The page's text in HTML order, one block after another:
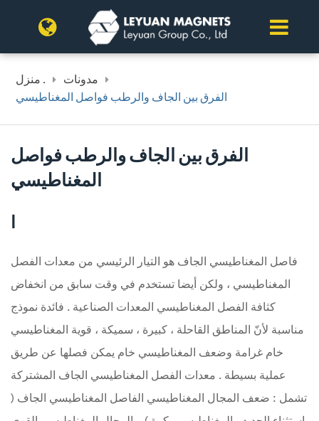
منزل .
مدونات
الفرق بين الجاف والرطب فواصل المغناطيسي
الفرق بين الجاف والرطب فواصل
المغناطيسي
ا
فاصل المغناطيسي الجاف هو التيار الرئيسي من معدات الفصل
المغناطيسي ، ولكن أيضا تستخدم في وقت سابق من انخفاض
كثافة الفصل المغناطيسي المعدات الصناعية . فائدة نموذج
مناسبة لأنّ المناطق القاحلة ، كبيرة ، سميكة ، قوية المغناطيسي
خام غرامة وضعف المغناطيسي خام يمكن فصلها عن طريق
عملية بسيطة . معدات الفصل المغناطيسي الجاف المشتركة
تشمل : ضعف المجال المغناطيسي الفاصل المغناطيسي الجاف (